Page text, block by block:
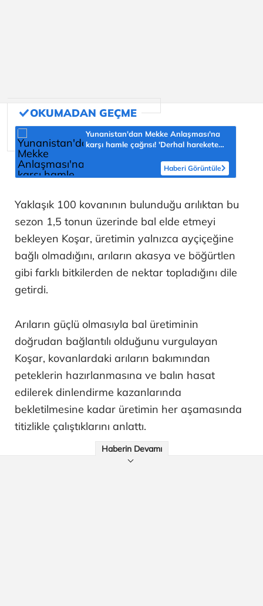
Yunanistan'dan Mekke Anlaşması'na
karşı hamle çağrısı! 'Derhal harekete
Haberi Görüntüle
Yaklaşık 100 kovanının bulunduğu arılıktan bu
sezon 1,5 tonun üzerinde bal elde etmeyi
bekleyen Koşar, üretimin yalnızca ayçiçeğine
bağlı olmadığını, arıların akasya ve böğürtlen
gibi farklı bitkilerden de nektar topladığını dile
getirdi.
Arıların güçlü olmasıyla bal üretiminin
doğrudan bağlantılı olduğunu vurgulayan
Koşar, kovanlardaki arıların bakımından
peteklerin hazırlanmasına ve balın hasat
edilerek dinlendirme kazanlarında
bekletilmesine kadar üretimin her aşamasında
titizlikle çalıştıklarını anlattı.
Haberin Devamı